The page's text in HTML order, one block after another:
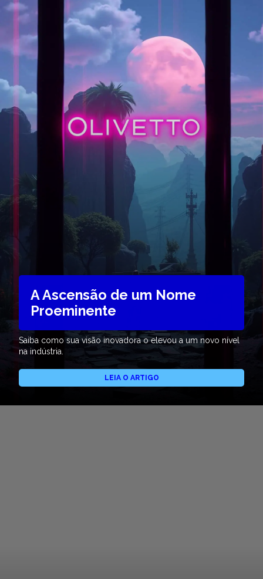
A Ascensão de um Nome
Proeminente
Saiba como sua visão inovadora o elevou a um novo nível
na indústria.
LEIA O ARTIGO